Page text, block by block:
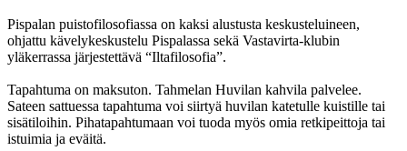
Pispalan puistofilosofiassa on kaksi alustusta keskusteluineen,
ohjattu kävelykeskustelu Pispalassa sekä Vastavirta-klubin
yläkerrassa järjestettävä “Iltafilosofia”.
Tapahtuma on maksuton. Tahmelan Huvilan kahvila palvelee.
Sateen sattuessa tapahtuma voi siirtyä huvilan katetulle kuistille tai
sisätiloihin. Pihatapahtumaan voi tuoda myös omia retkipeittoja tai
istuimia ja eväitä.